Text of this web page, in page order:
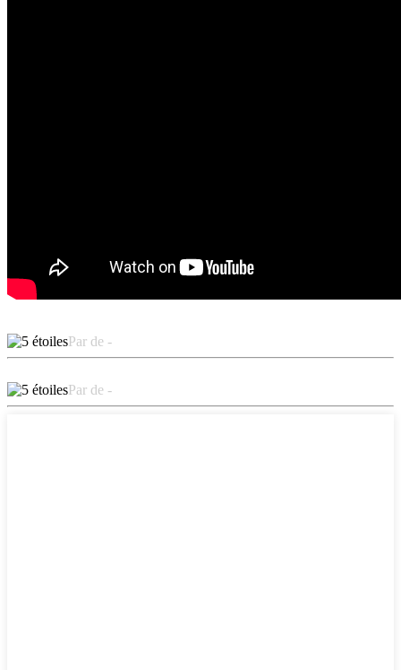
Par de -
Par de -